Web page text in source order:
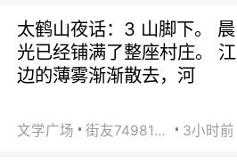
太鹤山夜话：3 山脚下。 晨
光已经铺满了整座村庄。 江
边的薄雾渐渐散去，河
文学广场 街友74981146 3小时前